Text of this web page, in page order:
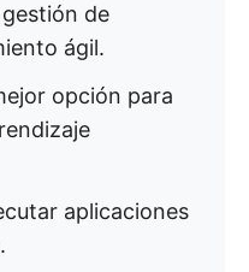
de
ágil.
opción para
aplicaciones